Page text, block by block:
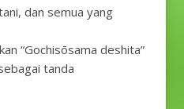
dan semua yang
“Gochisōsama deshita”
tanda